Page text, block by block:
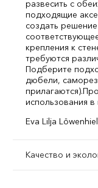
развесить с
подходящие
создать
крепления к
требуются
Подберите
дюбели,
прилагаются).
использования в
Eva Lilja
Качество и